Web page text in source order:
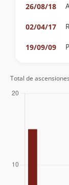
26/08/18
02/04/17
19/09/09
Total de